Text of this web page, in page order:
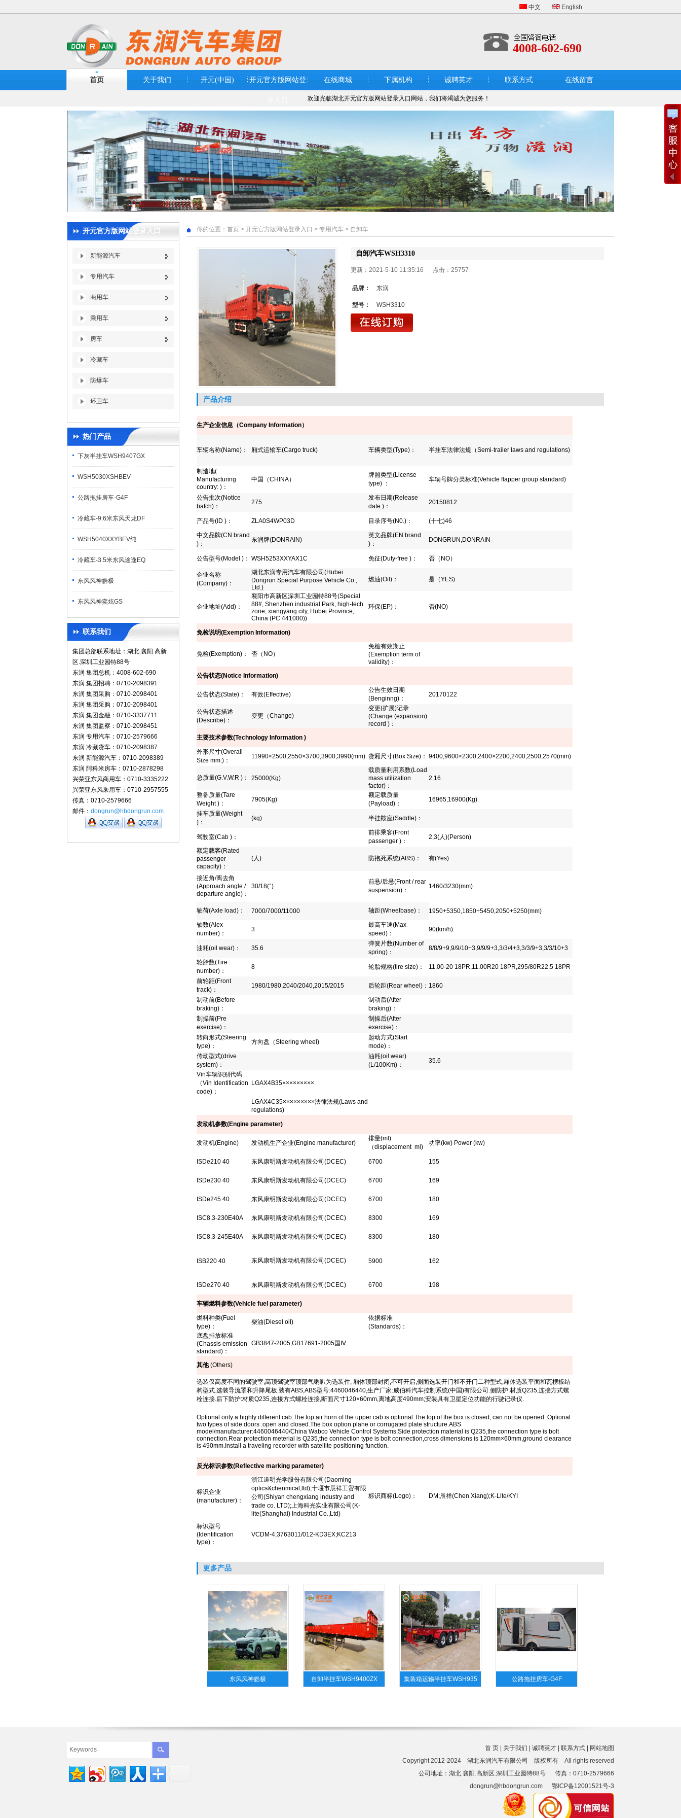
中文 English
4008-602-690
首页 关于我们 开元(中国) 开元官方版网站登 在线商城 下属机构 诚聘英才 联系方式 在线留言
欢迎光临湖北开元官方版网站登录入口网站，我们将竭诚为您服务！
开元官方版网站登录入口
新能源汽车
专用汽车
商用车
乘用车
房车
冷藏车
防爆车
环卫车
热门产品
下灰半挂车WSH9407GX
WSH5030XSHBEV
公路拖挂房车-G4F
冷藏车-9.6米东风天龙DF
WSH5040XXYBEV纯
冷藏车-3.5米东风途逸EQ
东风风神皓极
东风风神奕炫GS
联系我们
集团总部联系地址：湖北.襄阳.高新
区.深圳工业园特88号
东润 集团总机：4008-602-690
东润 集团招聘：0710-2098391
东润 集团采购：0710-2098401
东润 集团采购：0710-2098401
东润 集团金融：0710-3337711
东润 集团监察：0710-2098451
东润 专用汽车：0710-2579666
东润 冷藏货车：0710-2098387
东润 新能源汽车：0710-2098389
东润 阿科米房车：0710-2878298
兴荣亚东风商用车：0710-3335222
兴荣亚东风乘用车：0710-2957555
传真：0710-2579666
邮件： dongrun@hbdongrun.com
你的位置： 首页 > 开元官方版网站登录入口 > 专用汽车 > 自卸车
自卸汽车WSH3310
更新：2021-5-10 11:35:16 点击： 25757
品牌： 东润
型号： WSH3310
产品介绍
生产企业信息（Company Information）
车辆名称(Name) ： 厢式运输车(Cargo truck) 车辆类型(Type) ： 半挂车法律法规（Semi-trailer laws and regulations)
制造地(
Manufacturing
country: ) ：
中国（CHINA）
牌照类型(License
type) ：
车辆号牌分类标准(Vehicle flapper group standard)
公告批次(Notice
batch) ：
275
发布日期(Release
date ) ：
20150812
产品号(ID ) ： ZLA0S4WP03D 目录序号(N0.) ： (十七)46
中文品牌(CN brand
) ：
东润牌(DONRAIN)
英文品牌(EN brand
) ：
DONGRUN,DONRAIN
公告型号(Model ) ： WSH5253XXYAX1C 免征(Duty-free ) ： 否（NO）
企业名称
(Company) ：
湖北东润专用汽车有限公司(Hubei
Dongrun Special Purpose Vehicle Co.,
Ltd.)
燃油(Oil) ： 是（YES)
企业地址(Add) ：
襄阳市高新区深圳工业园特88号(Special
88#, Shenzhen industrial Park, high-tech
zone, xiangyang city, Hubei Province,
China (PC 441000))
环保(EP) ： 否(NO)
免检说明(Exemption Information)
免检(Exemption) ： 否（ NO）
免检有效期止
(Exemption term of
validity) ：
公告状态(Notice Information)
公告状态(State) ： 有效(Effective)
公告生效日期
(Benginng) ：
20170122
公告状态描述
(Describe) ：
变更（Change)
变更(扩展)记录
(Change (expansion)
record ) ：
主要技术参数(Technology Information )
外形尺寸(Overall
Size mm:) ：
11990×2500,2550×3700,3900,3990(mm) 货厢尺寸(Box Size) ： 9400,9600×2300,2400×2200,2400,2500,2570(mm)
总质量(G.V.W.R ) ： 25000(Kg)
载质量利用系数(Load
mass utilization
factor) ：
2.16
整备质量(Tare
Weight ) ：
7905(Kg)
额定载质量
(Payload) ：
16965,16900(Kg)
挂车质量(Weight
) ：
(kg) 半挂鞍座(Saddle) ：
驾驶室(Cab ) ：
前排乘客(Front
passenger ) ：
2,3(人)(Person)
额定载客(Rated
passenger
capacity) ：
(人) 防抱死系统(ABS) ： 有(Yes)
接近角/离去角
(Approach angle /
departure angle) ：
30/18(°)
前悬/后悬(Front / rear
suspension) ：
1460/3230(mm)
轴荷(Axle load) ： 7000/7000/11000 轴距(Wheelbase) ：
1950+5350,1850+5450,2050+5250(mm)
轴数(Alex
number) ：
3
最高车速(Max
speed) ：
90(km/h)
油耗(oil wear) ： 35.6
弹簧片数(Number of
spring) ：
8/8/9+9,9/9/10+3,9/9/9+3,3/3/4+3,3/3/9+3,3/3/10+3
轮胎数(Tire
number) ：
8 轮胎规格(tire size) ：
11.00-20 18PR,11.00R20 18PR,295/80R22.5 18PR
前轮距(Front
track) ：
1980/1980,2040/2040,2015/2015 后轮距(Rear wheel) ： 1860
制动前(Before
braking) ：
制动后(After
braking) ：
制操前(Pre
exercise) ：
制操后(After
exercise) ：
转向形式(Steering
type) ：
方向盘（Steering wheel)
起动方式(Start
mode) ：
传动型式(drive
system) ：
油耗(oil wear)
(L/100Km) ：
35.6
Vin车辆识别代码
（Vin Identification
code) ：
LGAX4B35×××××××××
LGAX4C35×××××××××法律法规(Laws and
regulations)
发动机参数(Engine parameter)
发动机(Engine) 发动机生产企业(Engine manufacturer)
排量(ml)
（displacement ml)
功率(kw) Power (kw)
ISDe210 40 东风康明斯发动机有限公司 (DCEC) 6700 155
ISDe230 40 东风康明斯发动机有限公司 (DCEC) 6700 169
ISDe245 40 东风康明斯发动机有限公司 (DCEC) 6700 180
ISC8.3-230E40A 东风康明斯发动机有限公司 (DCEC) 8300 169
ISC8.3-245E40A 东风康明斯发动机有限公司 (DCEC) 8300 180
ISB220 40 东风康明斯发动机有限公司 (DCEC) 5900 162
ISDe270 40 东风康明斯发动机有限公司 (DCEC) 6700 198
车辆燃料参数(Vehicle fuel parameter)
燃料种类(Fuel
type) ：
柴油(Diesel oil)
依据标准
(Standards) ：
底盘排放标准
(Chassis emission
standard) ：
GB3847-2005,GB17691-2005国Ⅳ
其他(Others)
选装仅高度不同的驾驶室,高顶驾驶室顶部气喇叭为选装件, 厢体顶部封闭,不可开启,侧面选装开门和不开门二种型式,厢体选装平面和瓦楞板结
构型式.选装导流罩和升降尾板.装有ABS,ABS型号:4460046440,生产厂家:威伯科汽车控制系统(中国)有限公司 .侧防护:材质Q235,连接方式螺
栓连接.后下防护:材质Q235,连接方式螺栓连接,断面尺寸120×60mm,离地高度490mm;安装具有卫星定位功能的行驶记录仪.
Optional only a highly different cab.The top air horn of the upper cab is optional.The top of the box is closed, can not be opened. Optional
two types of side doors :open and closed.The box option plane or corrugated plate structure.ABS
model/manufacturer:4460046440/China Wabco Vehicle Control Systems.Side protection material is Q235,the connection type is bolt
connection.Rear protection meterial is Q235,the connection type is bolt connection,cross dimensions is 120mm×60mm,ground clearance
is 490mm.Install a traveling recorder with satellite positioning function.
反光标识参数(Reflective marking parameter)
标识企业
(manufacturer) ：
浙江道明光学股份有限公司 (Daoming
optics&chenmical,ltd);十堰市辰祥工贸有限
公司 (Shiyan chengxiang industry and
trade co. LTD);上海科光实业有限公司 (K-
lite(Shanghai) Industrial Co.,Ltd)
标识商标(Logo) ： DM;辰祥(Chen Xiang);K-Lite/KYI
标识型号
(Identification
type) ：
VCDM-4;3763011/012-KD3EX;KC213
更多产品
东风风神皓极 自卸半挂车WSH9400ZX 集装箱运输半挂车WSH935 公路拖挂房车-G4F
首 页 关于我们 诚聘英才 联系方式
网站地图
Copyright 2012-2024 湖北东润汽车有限公司 版权所有 All rights reserved
公司地址：湖北.襄阳.高新区.深圳工业园特88号 传真：0710-2579666
dongrun@hbdongrun.com
鄂ICP备12001521号-3